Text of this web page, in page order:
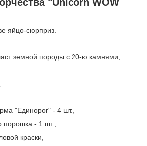
"Unicorn WOW
яйцо-сюрприз.
земной породы с 20-ю камнями,
"Единорог" - 4 шт.,
порошка - 1 шт.,
краски,